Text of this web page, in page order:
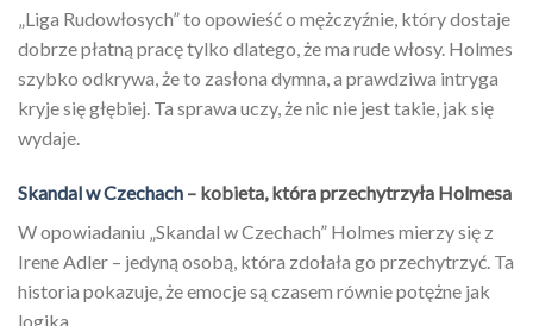
„Liga Rudowłosych” to opowieść o mężczyźnie, który dostaje
dobrze płatną pracę tylko dlatego, że ma rude włosy. Holmes
szybko odkrywa, że to zasłona dymna, a prawdziwa intryga
kryje się głębiej. Ta sprawa uczy, że nic nie jest takie, jak się
wydaje.
Skandal w Czechach – kobieta, która przechytrzyła Holmesa
W opowiadaniu „Skandal w Czechach” Holmes mierzy się z
Irene Adler – jedyną osobą, która zdołała go przechytrzyć. Ta
historia pokazuje, że emocje są czasem równie potężne jak
logika.